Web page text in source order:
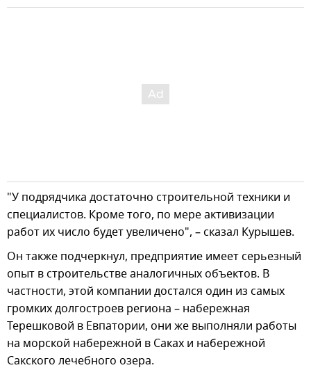
"У подрядчика достаточно строительной техники и
специалистов. Кроме того, по мере активизации
работ их число будет увеличено", – сказал Курышев.
Он также подчеркнул, предприятие имеет серьезный
опыт в строительстве аналогичных объектов. В
частности, этой компании достался один из самых
громких долгостроев региона – набережная
Терешковой в Евпатории, они же выполняли работы
на морской набережной в Саках и набережной
Сакского лечебного озера.